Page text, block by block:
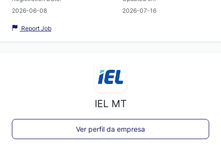
2026-06-08
2026-07-16
Report Job
IEL MT
Ver perfil da empresa